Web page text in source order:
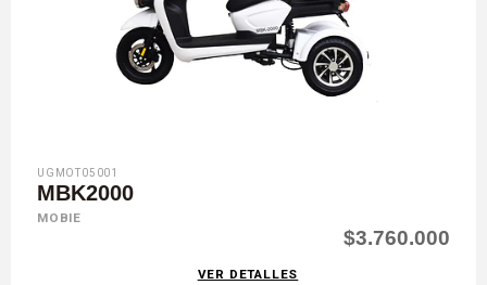
UGMOT05001
MBK2000
MOBIE
$3.760.000
VER DETALLES